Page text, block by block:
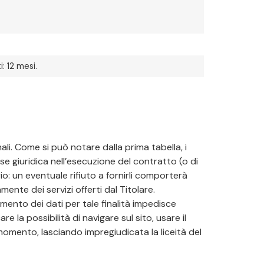
12 mesi.
Come si può notare dalla prima tabella, i
giuridica nell’esecuzione del contratto (o di
un eventuale rifiuto a fornirli comporterà
dei servizi offerti dal Titolare.
dei dati per tale finalità impedisce
la possibilità di navigare sul sito, usare il
lasciando impregiudicata la liceità del